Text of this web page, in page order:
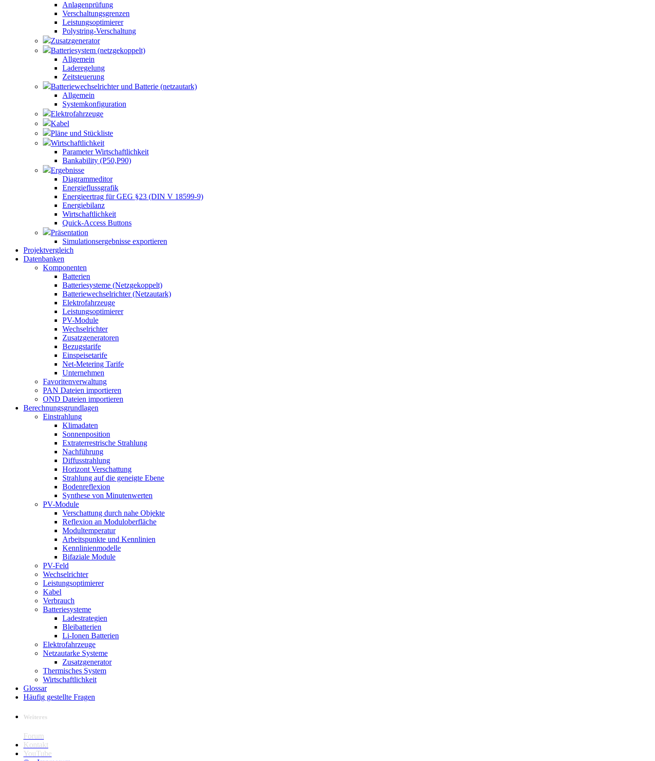
Anlagenprüfung
Verschaltungsgrenzen
Leistungsoptimierer
Polystring-Verschaltung
Zusatzgenerator
Batteriesystem (netzgekoppelt)
Allgemein
Laderegelung
Zeitsteuerung
Batteriewechselrichter und Batterie (netzautark)
Allgemein
Systemkonfiguration
Elektrofahrzeuge
Kabel
Pläne und Stückliste
Wirtschaftlichkeit
Parameter Wirtschaftlichkeit
Bankability (P50,P90)
Ergebnisse
Diagrammeditor
Energieflussgrafik
Energieertrag für GEG §23 (DIN V 18599-9)
Energiebilanz
Wirtschaftlichkeit
Quick-Access Buttons
Präsentation
Simulationsergebnisse exportieren
Projektvergleich
Datenbanken
Komponenten
Batterien
Batteriesysteme (Netzgekoppelt)
Batteriewechselrichter (Netzautark)
Elektrofahrzeuge
Leistungsoptimierer
PV-Module
Wechselrichter
Zusatzgeneratoren
Bezugstarife
Einspeisetarife
Net-Metering Tarife
Unternehmen
Favoritenverwaltung
PAN Dateien importieren
OND Dateien importieren
Berechnungsgrundlagen
Einstrahlung
Klimadaten
Sonnenposition
Extraterrestrische Strahlung
Nachführung
Diffusstrahlung
Horizont Verschattung
Strahlung auf die geneigte Ebene
Bodenreflexion
Synthese von Minutenwerten
PV-Module
Verschattung durch nahe Objekte
Reflexion an Moduloberfläche
Modultemperatur
Arbeitspunkte und Kennlinien
Kennlinienmodelle
Bifaziale Module
PV-Feld
Wechselrichter
Leistungsoptimierer
Kabel
Verbrauch
Batteriesysteme
Ladestrategien
Bleibatterien
Li-Ionen Batterien
Elektrofahrzeuge
Netzautarke Systeme
Zusatzgenerator
Thermisches System
Wirtschaftlichkeit
Glossar
Häufig gestellte Fragen
Weiteres
Forum
Kontakt
YouTube